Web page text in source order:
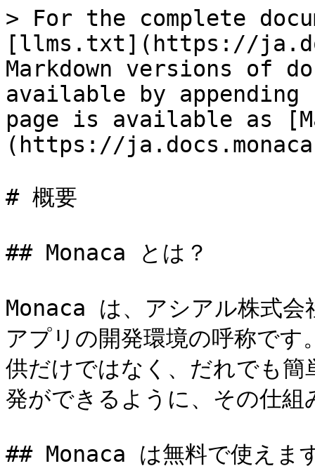
> For the complete
[llms.txt](https://
Markdown versions of
available by
page is available as
(https://
# 概要
## Monaca とは？
Monaca は、アシアル株式会
アプリの開発環境の呼称で
供だけではなく、だれでも
発ができるように、その仕
## Monaca は無料で使えま